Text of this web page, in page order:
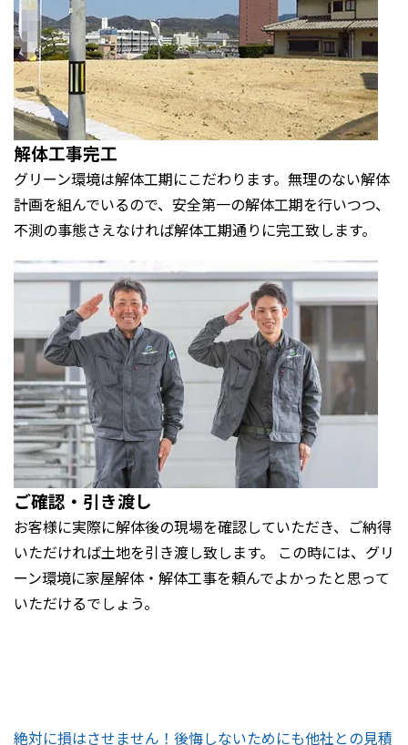
解体工事完工
グリーン環境は解体工期にこだわります。無理のない解体
計画を組んでいるので、安全第一の解体工期を行いつつ、
不測の事態さえなければ解体工期通りに完工致します。
ご確認・引き渡し
お客様に実際に解体後の現場を確認していただき、ご納得
いただければ土地を引き渡し致します。 この時には、グリ
ーン環境に家屋解体・解体工事を頼んでよかったと思って
いただけるでしょう。
絶対に損はさせません！後悔しないためにも他社との見積